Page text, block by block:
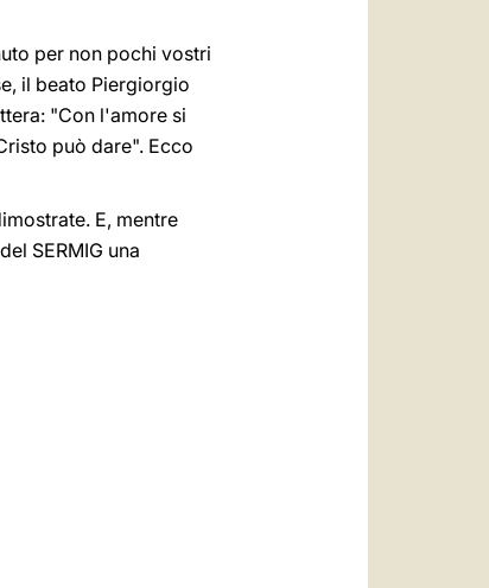
per non pochi vostri
il beato Piergiorgio
"Con l'amore si
può dare". Ecco
E, mentre
SERMIG una